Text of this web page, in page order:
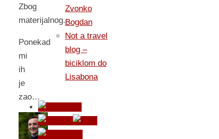
Zbog
materijalnog.
Ponekad
mi
ih
je
zao…
Zvonko
Bogdan
Not a travel
blog –
biciklom do
Lisabona